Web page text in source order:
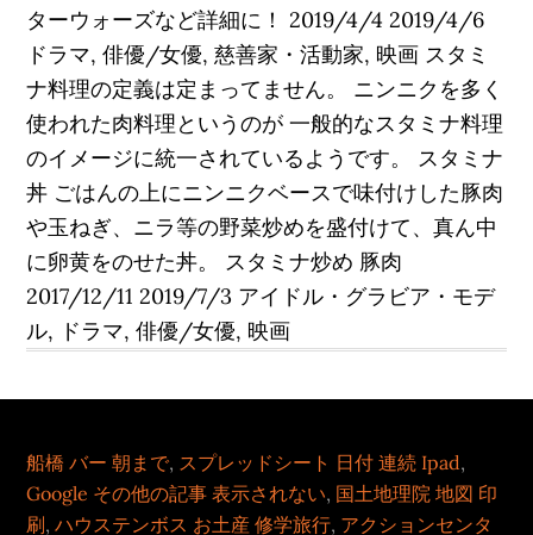
ターウォーズなど詳細に！ 2019/4/4 2019/4/6
ドラマ, 俳優/女優, 慈善家・活動家, 映画 スタミ
ナ料理の定義は定まってません。 ニンニクを多く
使われた肉料理というのが 一般的なスタミナ料理
のイメージに統一されているようです。 スタミナ
丼 ごはんの上にニンニクベースで味付けした豚肉
や玉ねぎ、ニラ等の野菜炒めを盛付けて、真ん中
に卵黄をのせた丼。 スタミナ炒め 豚肉
2017/12/11 2019/7/3 アイドル・グラビア・モデ
ル, ドラマ, 俳優/女優, 映画
船橋 バー 朝まで, スプレッドシート 日付 連続 Ipad,
Google その他の記事 表示されない, 国土地理院 地図 印
刷,ハウステンボス お土産 修学旅行, アクションセンタ